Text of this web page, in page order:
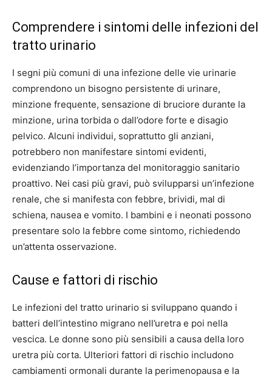
Comprendere i sintomi delle infezioni del
tratto urinario
I segni più comuni di una infezione delle vie urinarie
comprendono un bisogno persistente di urinare,
minzione frequente, sensazione di bruciore durante la
minzione, urina torbida o dall’odore forte e disagio
pelvico. Alcuni individui, soprattutto gli anziani,
potrebbero non manifestare sintomi evidenti,
evidenziando l’importanza del monitoraggio sanitario
proattivo. Nei casi più gravi, può svilupparsi un’infezione
renale, che si manifesta con febbre, brividi, mal di
schiena, nausea e vomito. I bambini e i neonati possono
presentare solo la febbre come sintomo, richiedendo
un’attenta osservazione.
Cause e fattori di rischio
Le infezioni del tratto urinario si sviluppano quando i
batteri dell’intestino migrano nell’uretra e poi nella
vescica. Le donne sono più sensibili a causa della loro
uretra più corta. Ulteriori fattori di rischio includono
cambiamenti ormonali durante la perimenopausa e la